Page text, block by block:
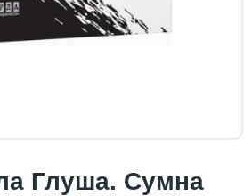
Глуша. Сумна